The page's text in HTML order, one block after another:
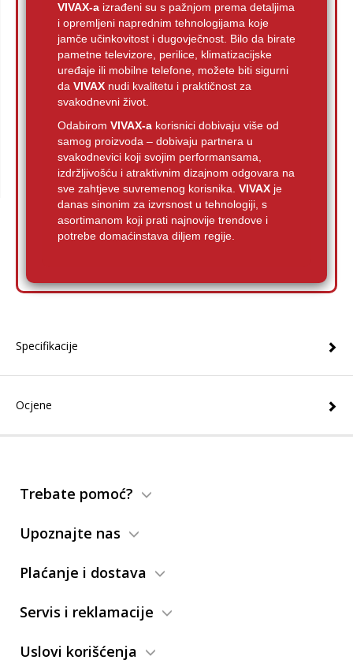
VIVAX-a izrađeni su s pažnjom prema detaljima
i opremljeni naprednim tehnologijama koje
jamče učinkovitost i dugovječnost. Bilo da birate
pametne televizore, perilice, klimatizacijske
uređaje ili mobilne telefone, možete biti sigurni
da VIVAX nudi kvalitetu i praktičnost za
svakodnevni život.
Odabirom VIVAX-a korisnici dobivaju više od
samog proizvoda – dobivaju partnera u
svakodnevici koji svojim performansama,
izdržljivošću i atraktivnim dizajnom odgovara na
sve zahtjeve suvremenog korisnika. VIVAX je
danas sinonim za izvrsnost u tehnologiji, s
asortimanom koji prati najnovije trendove i
potrebe domaćinstava diljem regije.
Specifikacije
Ocjene
Trebate pomoć?
Upoznajte nas
Plaćanje i dostava
Servis i reklamacije
Uslovi korišćenja